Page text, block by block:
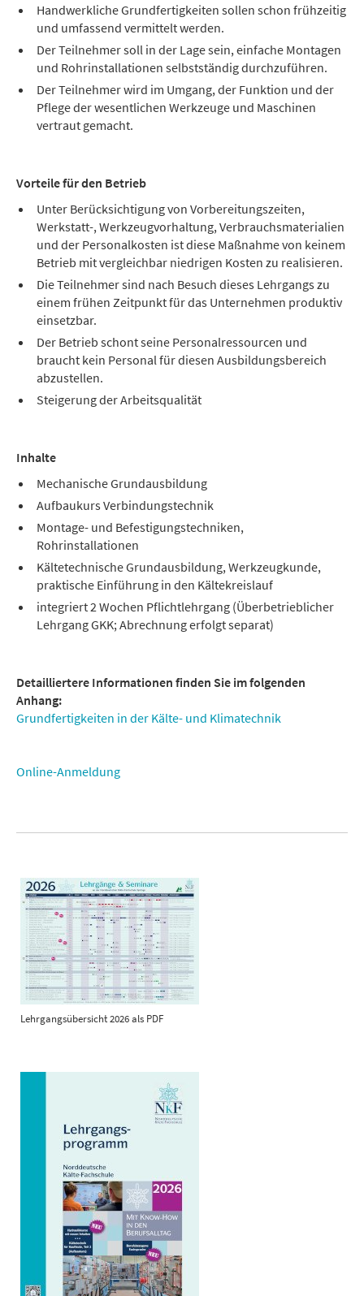
Handwerkliche Grundfertigkeiten sollen schon frühzeitig
und umfassend vermittelt werden.
Der Teilnehmer soll in der Lage sein, einfache Montagen
und Rohrinstallationen selbstständig durchzuführen.
Der Teilnehmer wird im Umgang, der Funktion und der
Pflege der wesentlichen Werkzeuge und Maschinen
vertraut gemacht.
Vorteile für den Betrieb
Unter Berücksichtigung von Vorbereitungszeiten,
Werkstatt-, Werkzeugvorhaltung, Verbrauchsmaterialien
und der Personalkosten ist diese Maßnahme von keinem
Betrieb mit vergleichbar niedrigen Kosten zu realisieren.
Die Teilnehmer sind nach Besuch dieses Lehrgangs zu
einem frühen Zeitpunkt für das Unternehmen produktiv
einsetzbar.
Der Betrieb schont seine Personalressourcen und
braucht kein Personal für diesen Ausbildungsbereich
abzustellen.
Steigerung der Arbeitsqualität
Inhalte
Mechanische Grundausbildung
Aufbaukurs Verbindungstechnik
Montage- und Befestigungstechniken,
Rohrinstallationen
Kältetechnische Grundausbildung, Werkzeugkunde,
praktische Einführung in den Kältekreislauf
integriert 2 Wochen Pflichtlehrgang (Überbetrieblicher
Lehrgang GKK; Abrechnung erfolgt separat)
Detailliertere Informationen finden Sie im folgenden
Anhang:
Grundfertigkeiten in der Kälte- und Klimatechnik
Online-Anmeldung
Lehrgangsübersicht 2026 als PDF